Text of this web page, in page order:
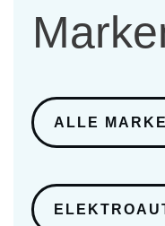
ALLE